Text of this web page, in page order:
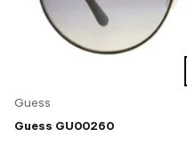
Guess
Guess GU00260